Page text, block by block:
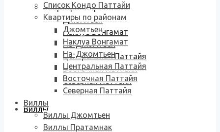
Квартиры по районам
Джомтьен
Наклуа Вонгамат
На-Джомтьен
Центральная Паттайя
Восточная Паттайя
Северная Паттайя
Виллы
Список Кондо Паттайи
Квартиры по районам
Джомтьен
Наклуа Вонгамат
На-Джомтьен
Центральная Паттайя
Восточная Паттайя
Северная Паттайя
Виллы
Виллы Джомтьен
Виллы Пратамнак